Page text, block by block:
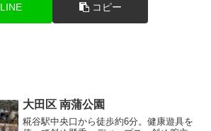
LINE コピー
大田区 南蒲公園
糀谷駅中央口から徒歩約6分。健康遊具を